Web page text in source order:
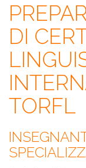
DI
TORFL